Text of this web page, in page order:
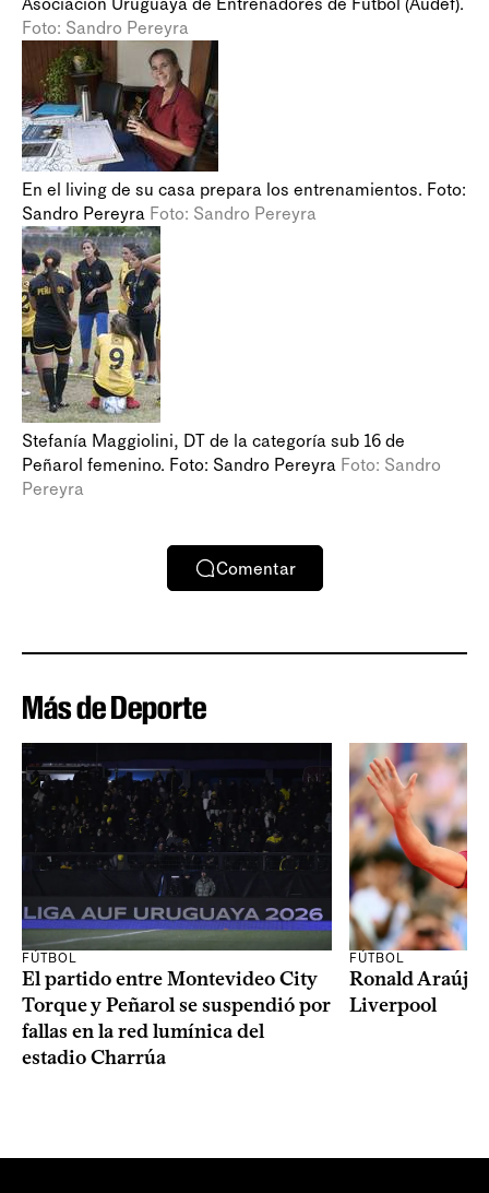
Foto: Sandro Pereyra
En el living de su casa prepara los entrenamientos. Foto:
Sandro Pereyra Foto: Sandro Pereyra
Stefanía Maggiolini, DT de la categoría sub 16 de
Peñarol femenino. Foto: Sandro Pereyra Foto: Sandro
Pereyra
Comentar
Más de Deporte
FÚTBOL
El partido entre Montevideo City
Torque y Peñarol se suspendió por
fallas en la red lumínica del
estadio Charrúa
FÚTBOL
Ronald Araújo
Liverpool